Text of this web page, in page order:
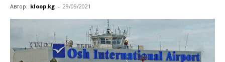
Автор: kloop.kg - 29/09/2021